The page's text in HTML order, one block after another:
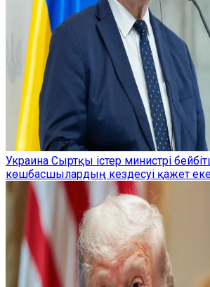
Украина Сыртқы істер министрі
көшбасшылардың кездесуі қажет